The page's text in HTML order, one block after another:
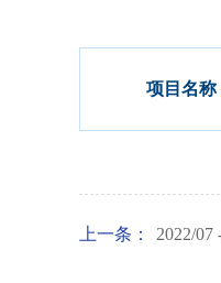
项目名称
上一条： 2022/